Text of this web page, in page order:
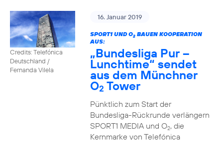
Credits: Telefónica
Deutschland /
Fernanda Vilela
16. Januar 2019
SPORT1 UND O2BAUEN KOOPERATION
AUS:
„Bundesliga Pur –
Lunchtime“ sendet
aus dem Münchner
O2 Tower
Pünktlich zum Start der
Bundesliga-Rückrunde verlängern
SPORT1 MEDIA und O2, die
Kernmarke von Telefónica